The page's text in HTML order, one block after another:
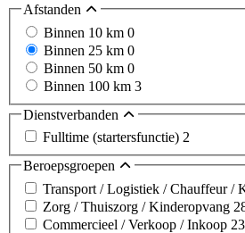
Afstanden
Binnen 10 km 0
Binnen 25 km 0
Binnen 50 km 0
Binnen 100 km 3
Dienstverbanden
Fulltime (startersfunctie) 2
Beroepsgroepen
Transport / Logistiek / Chauffeur /
Zorg / Thuiszorg / Kinderopvang
Commercieel / Verkoop / Inkoop 23